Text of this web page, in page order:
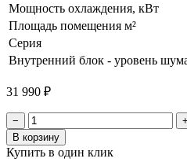
Мощность охлаждения, кВт
Площадь помещения м²
Серия
Внутренний блок - уровень
31 990 ₽
−
+
В корзину
Купить в один клик